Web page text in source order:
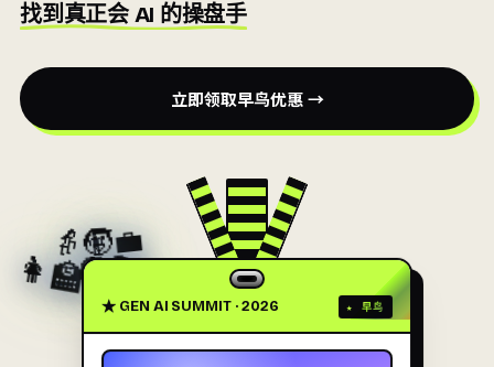
找到真正会 AI 的操盘手
立即领取早鸟优惠 →
👩‍🏫🧑‍🚀
👨‍🍳👩‍🎨
🧑‍💻
👨‍💼
👵
👨‍🚀
★ GEN AI SUMMIT · 2026
★ 早鸟